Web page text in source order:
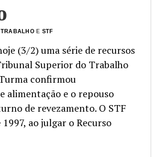
TRABALHOE STF
(3/2) uma série de recursos
Superior do Trabalho
confirmou
alimentação e o repouso
de revezamento. O STF
ao julgar o Recurso